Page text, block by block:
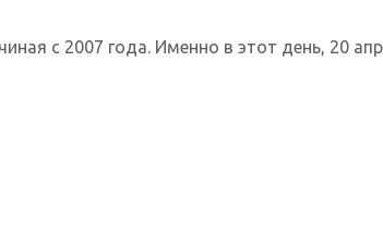
с 2007 года. Именно в этот день, 20